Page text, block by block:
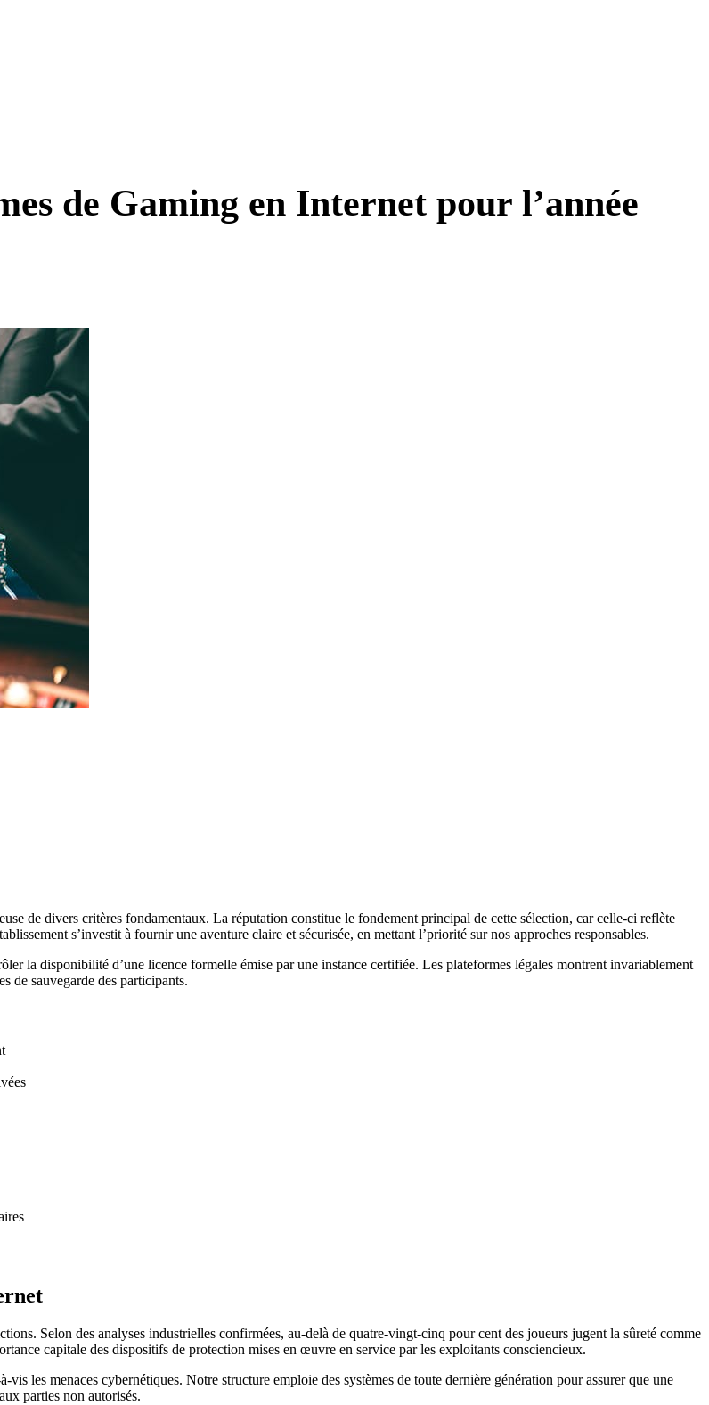
de Gaming en Internet pour l’année
de divers critères fondamentaux. La réputation constitue le fondement principal de cette sélection, car celle-ci reflète
s’investit à fournir une aventure claire et sécurisée, en mettant l’priorité sur nos approches responsables.
la disponibilité d’une licence formelle émise par une instance certifiée. Les plateformes légales montrent invariablement
de sauvegarde des participants.
Selon des analyses industrielles confirmées, au-delà de quatre-vingt-cinq pour cent des joueurs jugent la sûreté comme
capitale des dispositifs de protection mises en œuvre en service par les exploitants consciencieux.
les menaces cybernétiques. Notre structure emploie des systèmes de toute dernière génération pour assurer que une
parties non autorisés.